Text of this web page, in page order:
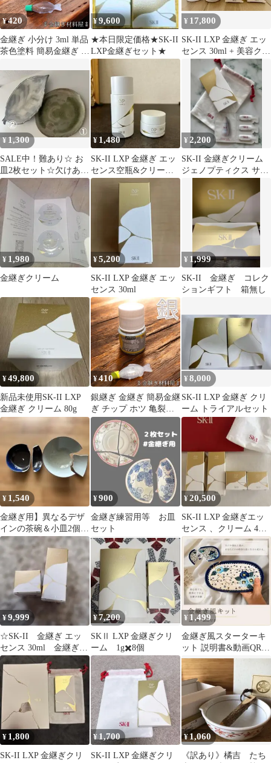
¥420
金継ぎ 小分け 3ml 単品
茶色塗料 簡易金継ぎ チ
ペベオ pebeo ポーセレ
ン 150 アンバーブラウ
ン #36 簡易金継ぎ 補修
材 接着剤 アクリル絵の
具 陶器用 ガラスもOK
¥9,600
★本日限定価格★SK-II
LXP金継ぎセット★
¥ 17,800
SK-II LXP 金継ぎ エッ
センス 30ml + 美容クリ
ーム 8g２セット
¥ 1,300
SALE中！難あり☆ お
皿2枚セット☆欠けあり
ます 金継ぎ
¥ 1,480
SK-II LXP 金継ぎ エッ
センス空瓶&クリーム
空容器
¥ 2,200
SK-II 金継ぎクリーム
ジェノプティクス サン
プル トライアルキット
¥ 1,980
金継ぎクリーム
¥5,200
SK-II LXP 金継ぎ エッ
センス 30ml
¥ 1,999
SK-II 金継ぎ コレク
ションギフト 箱無し
¥49,800
新品未使用SK-II LXP
金継ぎ クリーム 80g
¥410
銀継ぎ 金継ぎ 簡易金継
ぎ チップ ホツ 亀裂の
補修 ペベオ pebeo ポー
セレン 150 シマーシル
バー #110 小分け 3ml
単品 銀色塗料 簡易金継
ぎ 補修材 接着剤 アク
リル絵の具 陶器用
¥8,000
SK-II LXP 金継ぎ クリ
ーム トライアルセット
¥ 1,540
金継ぎ用】異なるデザ
インの茶碗＆小皿2個セ
ット◆1〜2日発送
¥900
金継ぎ練習用等 お皿
セット
¥20,500
SK-II LXP 金継ぎエッ
センス 、クリーム 4点
セット
¥9,999
☆SK-II 金継ぎ エッ
センス 30ml 金継ぎ
クリーム8g【新品、未
使用】
¥7,200
SKⅡ LXP 金継ぎクリ
ーム 1g✖️8個
¥1,499
金継ぎ風スターターキ
ット 説明書&動画QR付
初心者 食器修理 電子レ
ンジ可
¥ 1,800
SK-II LXP 金継ぎクリ
¥ 1,700
SK-II LXP 金継ぎクリ
¥1,060
《訳あり》橘吉 たち